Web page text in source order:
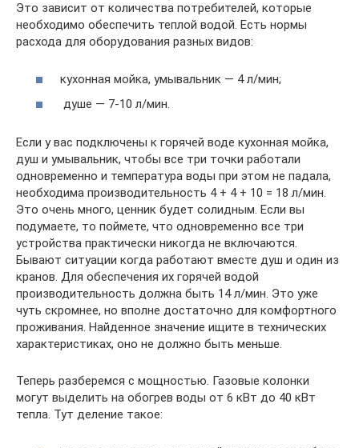
Это зависит от количества потребителей, которые
необходимо обеспечить теплой водой. Есть нормы
расхода для оборудования разных видов:
кухонная мойка, умывальник — 4 л/мин;
душе — 7-10 л/мин.
Если у вас подключены к горячей воде кухонная мойка,
душ и умывальник, чтобы все три точки работали
одновременно и температура воды при этом не падала,
необходима производительность 4 + 4 + 10 = 18 л/мин.
Это очень много, ценник будет солидным. Если вы
подумаете, то поймете, что одновременно все три
устройства практически никогда не включаются.
Бывают ситуации когда работают вместе душ и один из
кранов. Для обеспечения их горячей водой
производительность должна быть 14 л/мин. Это уже
чуть скромнее, но вполне достаточно для комфортного
проживания. Найденное значение ищите в технических
характеристиках, оно не должно быть меньше.
Теперь разберемся с мощностью. Газовые колонки
могут выделить на обогрев воды от 6 кВт до 40 кВт
тепла. Тут деление такое: